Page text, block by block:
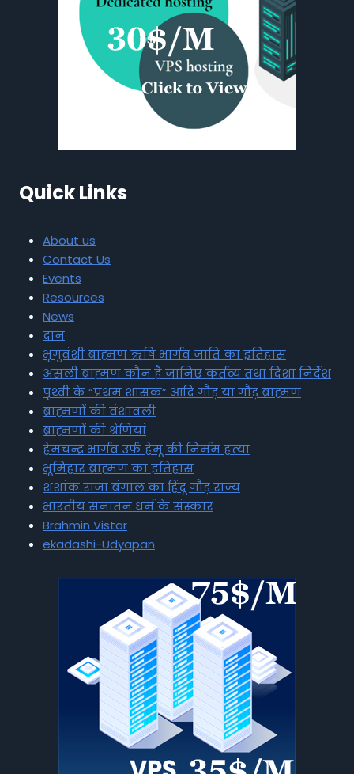
Quick Links
About us
Contact Us
Events
Resources
News
दान
भृगुवंशी ब्राह्मण ऋषि भार्गव जाति का इतिहास
असली ब्राह्मण कौन है जानिए कर्तव्य तथा दिशा निर्देश
पृथ्वी के “प्रथम शासक” आदि गौड़ या गौड़ ब्राह्मण
ब्राह्मणों की वंशावली
ब्राह्मणों की श्रेणियां
हेमचन्द्र भार्गव उर्फ हेमू की निर्मम हत्या
भूमिहार ब्राह्मण का इतिहास
शशांक राजा बंगाल का हिंदू गौड़ राज्य
भारतीय सनातन धर्म के संस्कार
Brahmin Vistar
ekadashi-Udyapan